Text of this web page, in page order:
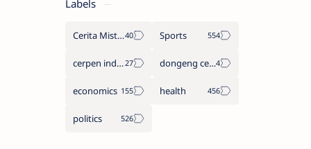
Labels
Cerita Misteri Sports
cerpen indonesia dongeng cerita legenda
economics health
politics